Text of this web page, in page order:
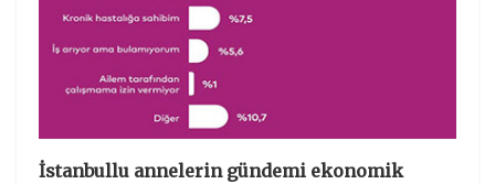
İstanbullu annelerin gündemi ekonomik